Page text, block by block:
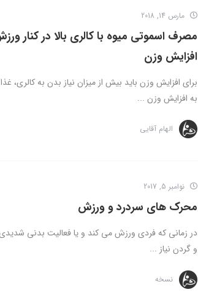
مارس 14, 2018
مصرف اسموتی میوه با کالری بالا در کنار
افزایش وزن
برای افزایش وزن باید بیش از میزان نیاز بدن به کالری،
به افزایش وزن ...
الهام آقایی
نوامبر 5, 2017
محرک های سردرد و ورزش
در زمانی که فردی ورزش می کند و یا فعالیت بدنی
و گردن نیاز ...
نسخه